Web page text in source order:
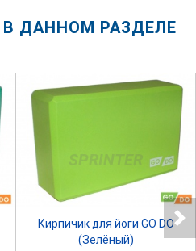
ДАННОМ РАЗДЕЛЕ
SPRINTER
Кирпичик для йоги GO DO
(Зелёный)